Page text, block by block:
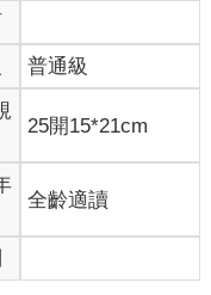
普通級
25開15*21cm
全齡適讀